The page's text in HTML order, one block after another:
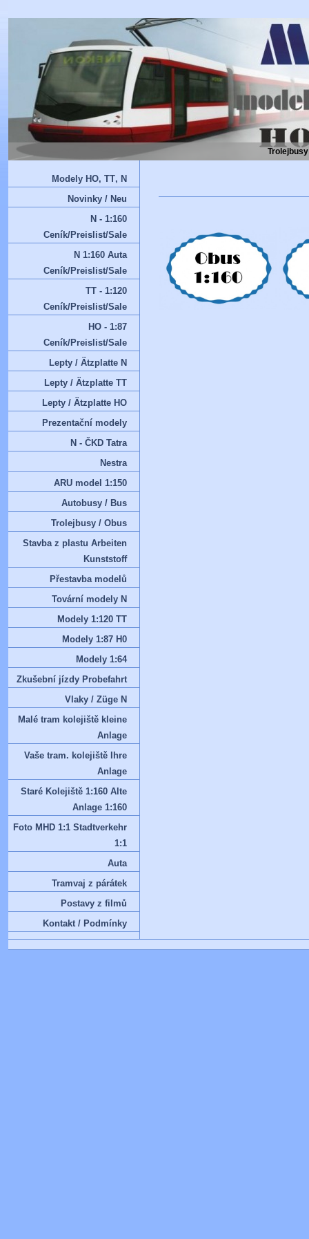
Modely HO‚ TT‚ N
Novinky / Neu
N - 1:160
Ceník/Preislist/Sale
N 1:160 Auta
Ceník/Preislist/Sale
TT - 1:120
Ceník/Preislist/Sale
HO - 1:87
Ceník/Preislist/Sale
Lepty / Ätzplatte N
Lepty / Ätzplatte TT
Lepty / Ätzplatte HO
Prezentační modely
N - ČKD Tatra
Nestra
ARU model 1:150
Autobusy / Bus
Trolejbusy / Obus
Stavba z plastu Arbeiten
Kunststoff
Přestavba modelů
Tovární modely N
Modely 1:120 TT
Modely 1:87 H0
Modely 1:64
Zkušební jízdy Probefahrt
Vlaky / Züge N
Malé tram kolejiště kleine
Anlage
Vaše tram. kolejiště Ihre
Anlage
Staré Kolejiště 1:160 Alte
Anlage 1:160
Foto MHD 1:1 Stadtverkehr
1:1
Auta
Tramvaj z párátek
Postavy z filmů
Kontakt / Podmínky